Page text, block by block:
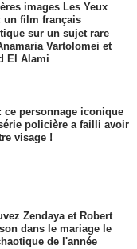
images Les Yeux
un film français
sur un sujet rare
Vartolomei et
El Alami
ce personnage iconique
policière a failli avoir
visage !
Zendaya et Robert
dans le mariage le
de l'année